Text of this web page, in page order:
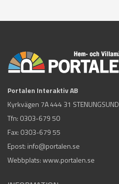
Portalen Interaktiv AB
Kyrkvägen 7A 444 31 STENUNGSUND
Tfn: 0303-679 50
Fax: 0303-679 55
Epost: info@portalen.se
Webbplats: www.portalen.se